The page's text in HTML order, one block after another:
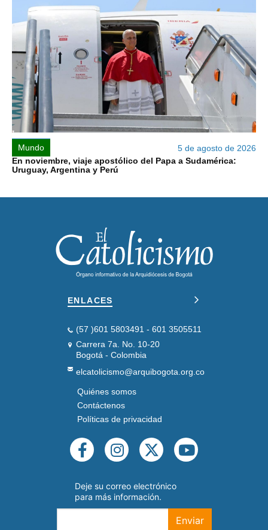
Mundo
5 de agosto de 2026
En noviembre, viaje apostólico del Papa a Sudamérica:
Uruguay, Argentina y Perú
ENLACES
(57 )601 5803491 - 601 3505511
Carrera 7a. No. 10-20
Bogotá - Colombia
elcatolicismo@arquibogota.org.co
PIE
DE
PÁGINA
SEGUNDO
Quiénes somos
Contáctenos
Políticas de privacidad
REDES
SOCIALES
Deje su correo electrónico
para más información.
Enviar